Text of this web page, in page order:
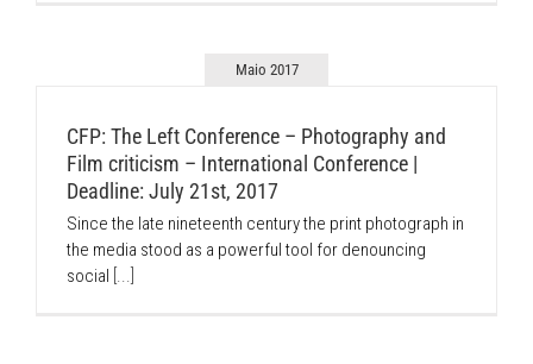
Maio 2017
CFP: The Left Conference – Photography and
Film criticism – International Conference |
Deadline: July 21st, 2017
Since the late nineteenth century the print photograph in
the media stood as a powerful tool for denouncing
social